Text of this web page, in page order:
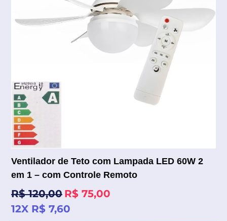
Ventilador de Teto com Lampada LED 60W 2
em 1 – com Controle Remoto
Preço
normal
R$ 120,00 R$ 75,00
12X R$ 7,60